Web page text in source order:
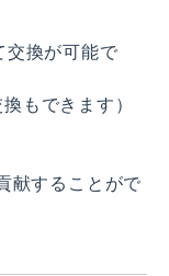
換が可能で
もできます）
献することがで